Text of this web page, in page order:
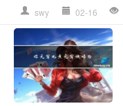
swy 02-16